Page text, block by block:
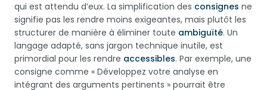
qui est attendu d’eux. La simplification des consignes ne
signifie pas les rendre moins exigeantes, mais plutôt les
structurer de manière à éliminer toute ambiguïté. Un
langage adapté, sans jargon technique inutile, est
primordial pour les rendre accessibles. Par exemple, une
consigne comme « Développez votre analyse en
intégrant des arguments pertinents » pourrait être